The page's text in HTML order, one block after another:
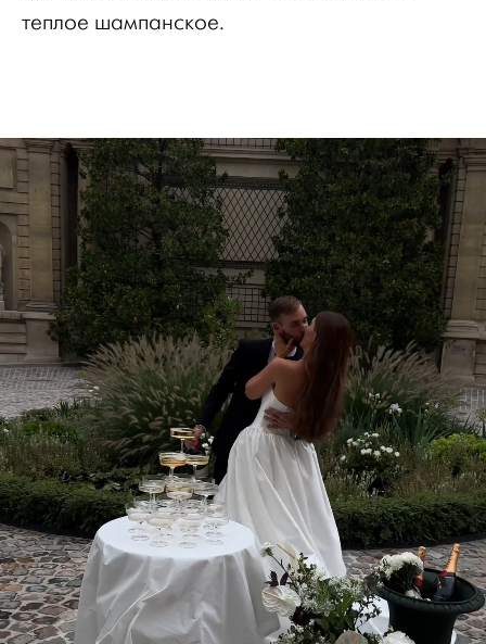
теплое шампанское.